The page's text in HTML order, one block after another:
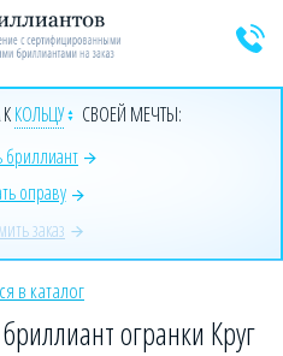
Заказать звонок эксперта
КОЛЬЦУ
СВОЕЙ МЕЧТЫ:
бриллиант
оправу
заказ
в каталог
огранки Круг